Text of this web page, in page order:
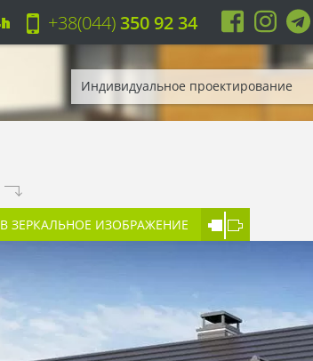
+38(044)350 92 34
Индивидуальное проектирование
.
В ЗЕРКАЛЬНОЕ ИЗОБРАЖЕНИЕ